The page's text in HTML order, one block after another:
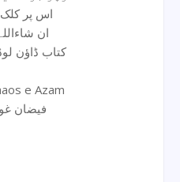
اس پر
ان
کتاب ڈاؤن
e Azam